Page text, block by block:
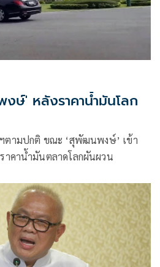
' หลังราคาน้ำมันโลก
ฯตามปกติ ขณะ ‘สุพัฒนพงษ์’ เข้า
าคาน้ำมันตลาดโลกผันผวน